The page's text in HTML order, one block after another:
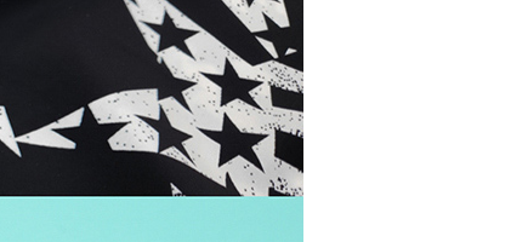
手續完成當下不需立刻繳費，但若您需要取消訂單，請聯
家。未經商家同意取消之訂單仍視為有效，需透過AFTEE
關費用。
請以「AFTEE先享後付 」之結帳頁面顯示為準，若有關於
繳費後需取消欲退款等相關疑問，請聯繫「AFTEE先享後
」
https://netprotections.freshdesk.com/support/home
科技股份有限公司提供之「AFTEE先享後付」服務完成之
滿NT$500(含以上)免運費
貨
滿NT$500(含以上)免運費